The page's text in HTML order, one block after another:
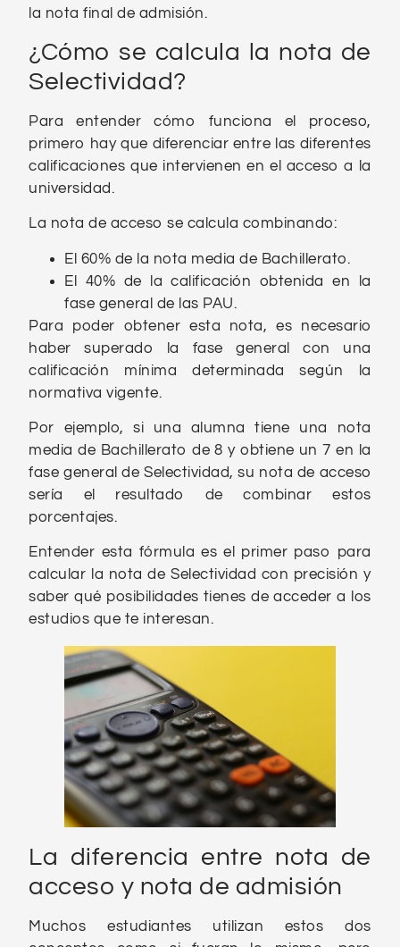
la nota final de admisión.
¿Cómo se calcula la nota de
Selectividad?
Para entender cómo funciona el proceso,
primero hay que diferenciar entre las diferentes
calificaciones que intervienen en el acceso a la
universidad.
La nota de acceso se calcula combinando:
El 60% de la nota media de Bachillerato.
El 40% de la calificación obtenida en la
fase general de las PAU.
Para poder obtener esta nota, es necesario
haber superado la fase general con una
calificación mínima determinada según la
normativa vigente.
Por ejemplo, si una alumna tiene una nota
media de Bachillerato de 8 y obtiene un 7 en la
fase general de Selectividad, su nota de acceso
sería el resultado de combinar estos
porcentajes.
Entender esta fórmula es el primer paso para
calcular la nota de Selectividad con precisión y
saber qué posibilidades tienes de acceder a los
estudios que te interesan.
La diferencia entre nota de
acceso y nota de admisión
Muchos estudiantes utilizan estos dos